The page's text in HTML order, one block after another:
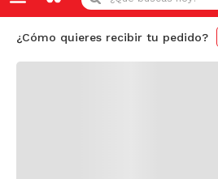
¿Cómo quieres recibir tu pedido?